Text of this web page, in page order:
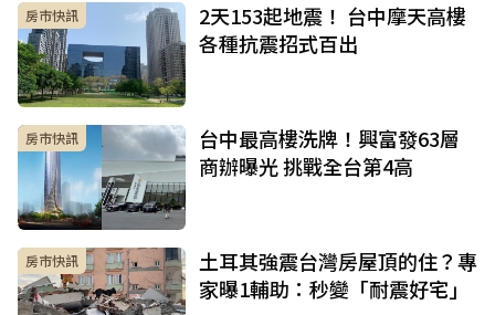
房市快訊
2天153起地震！ 台中摩天高樓
各種抗震招式百出
房市快訊
台中最高樓洗牌！興富發63層
商辦曝光 挑戰全台第4高
房市快訊
土耳其強震台灣房屋頂的住？專
家曝1輔助：秒變「耐震好宅」